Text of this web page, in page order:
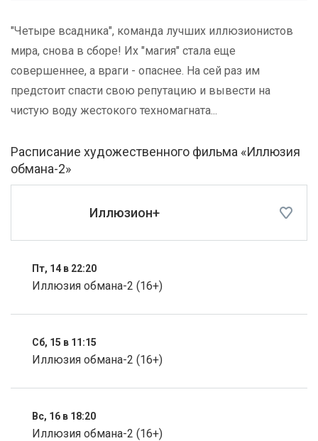
"Четыре всадника", команда лучших иллюзионистов
мира, снова в сборе! Их "магия" стала еще
совершеннее, а враги - опаснее. На сей раз им
предстоит спасти свою репутацию и вывести на
чистую воду жестокого техномагната...
Расписание художественного фильма «Иллюзия
обмана-2»
Иллюзион+
Пт, 14 в 22:20
Иллюзия обмана-2 (16+)
Сб, 15 в 11:15
Иллюзия обмана-2 (16+)
Вс, 16 в 18:20
Иллюзия обмана-2 (16+)